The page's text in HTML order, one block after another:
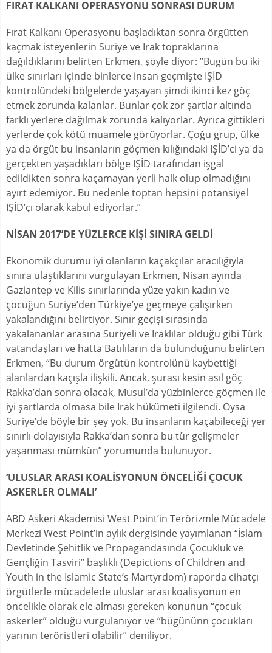
FIRAT KALKANI OPERASYONU SONRASI DURUM
Fırat Kalkanı Operasyonu başladıktan sonra örgütten
kaçmak isteyenlerin Suriye ve Irak topraklarına
dağıldıklarını belirten Erkmen, şöyle diyor: ”Bugün bu iki
ülke sınırları içinde binlerce insan geçmişte IŞİD
kontrolündeki bölgelerde yaşayan şimdi ikinci kez göç
etmek zorunda kalanlar. Bunlar çok zor şartlar altında
farklı yerlere dağılmak zorunda kalıyorlar. Ayrıca gittikleri
yerlerde çok kötü muamele görüyorlar. Çoğu grup, ülke
ya da örgüt bu insanların göçmen kılığındaki IŞİD’ci ya da
gerçekten yaşadıkları bölge IŞİD tarafından işgal
edildikten sonra kaçamayan yerli halk olup olmadığını
ayırt edemiyor. Bu nedenle toptan hepsini potansiyel
IŞİD’çı olarak kabul ediyorlar.”
NİSAN 2017’DE YÜZLERCE KİŞİ SINIRA GELDİ
Ekonomik durumu iyi olanların kaçakçılar aracılığıyla
sınıra ulaştıklarını vurgulayan Erkmen, Nisan ayında
Gaziantep ve Kilis sınırlarında yüze yakın kadın ve
çocuğun Suriye’den Türkiye’ye geçmeye çalışırken
yakalandığını belirtiyor. Sınır geçişi sırasında
yakalananlar arasına Suriyeli ve Iraklılar olduğu gibi Türk
vatandaşları ve hatta Batılıların da bulunduğunu belirten
Erkmen, “Bu durum örgütün kontrolünü kaybettiği
alanlardan kaçışla ilişkili. Ancak, şurası kesin asıl göç
Rakka’dan sonra olacak, Musul’da yüzbinlerce göçmen ile
iyi şartlarda olmasa bile Irak hükümeti ilgilendi. Oysa
Suriye’de böyle bir şey yok. Bu insanların kaçabileceği yer
sınırlı dolayısıyla Rakka’dan sonra bu tür gelişmeler
yaşanması mümkün” yorumunda bulunuyor.
‘ULUSLAR ARASI KOALİSYONUN ÖNCELİĞİ ÇOCUK
ASKERLER OLMALI’
ABD Askeri Akademisi West Point’in Terörizmle Mücadele
Merkezi West Point’in aylık dergisinde yayımlanan “İslam
Devletinde Şehitlik ve Propagandasında Çocukluk ve
Gençliğin Tasviri” başlıklı (Depictions of Children and
Youth in the Islamic State’s Martyrdom) raporda cihatçı
örgütlerle mücadelede uluslar arası koalisyonun en
öncelikle olarak ele alması gereken konunun “çocuk
askerler” olduğu vurgulanıyor ve “bügününn çocukları
yarının teröristleri olabilir” deniliyor.